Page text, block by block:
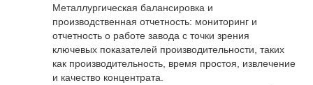
Металлургическая балансировка и
производственная отчетность: мониторинг и
отчетность о работе завода с точки зрения
ключевых показателей производительности, таких
как производительность, время простоя, извлечение
и качество концентрата.